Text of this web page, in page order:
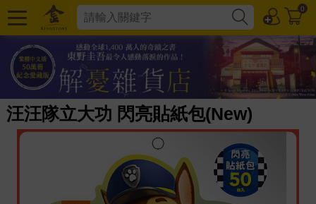
0
汪汪隊立大功 閃亮貼紙包(New)